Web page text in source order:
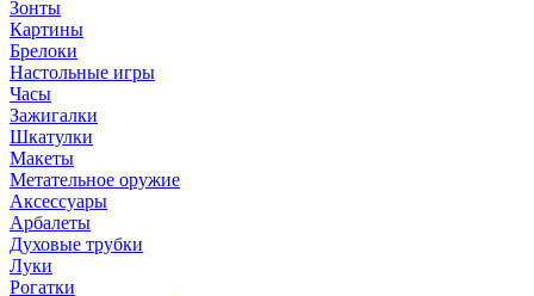
Зонты
Картины
Брелоки
Настольные игры
Часы
Зажигалки
Шкатулки
Макеты
Метательное оружие
Аксессуары
Арбалеты
Духовые трубки
Луки
Рогатки